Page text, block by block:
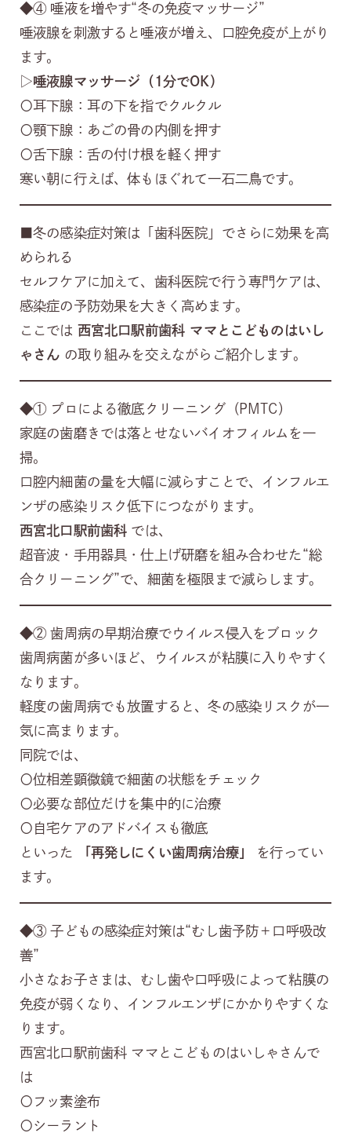
◆④ 唾液を増やす“冬の免疫マッサージ”
唾液腺を刺激すると唾液が増え、口腔免疫が上がり
ます。
▷唾液腺マッサージ（1分でOK）
〇耳下腺：耳の下を指でクルクル
〇顎下腺：あごの骨の内側を押す
〇舌下腺：舌の付け根を軽く押す
寒い朝に行えば、体もほぐれて一石二鳥です。
■冬の感染症対策は「歯科医院」でさらに効果を高
められる
セルフケアに加えて、歯科医院で行う専門ケアは、
感染症の予防効果を大きく高めます。
ここでは 西宮北口駅前歯科 ママとこどものはいし
ゃさん の取り組みを交えながらご紹介します。
◆① プロによる徹底クリーニング（PMTC）
家庭の歯磨きでは落とせないバイオフィルムを一
掃。
口腔内細菌の量を大幅に減らすことで、インフルエ
ンザの感染リスク低下につながります。
西宮北口駅前歯科 では、
超音波・手用器具・仕上げ研磨を組み合わせた“総
合クリーニング”で、細菌を極限まで減らします。
◆② 歯周病の早期治療でウイルス侵入をブロック
歯周病菌が多いほど、ウイルスが粘膜に入りやすく
なります。
軽度の歯周病でも放置すると、冬の感染リスクが一
気に高まります。
同院では、
〇位相差顕微鏡で細菌の状態をチェック
〇必要な部位だけを集中的に治療
〇自宅ケアのアドバイスも徹底
といった
「再発しにくい歯周病治療」
を行ってい
ます。
◆③ 子どもの感染症対策は“むし歯予防＋口呼吸改
善”
小さなお子さまは、むし歯や口呼吸によって粘膜の
免疫が弱くなり、インフルエンザにかかりやすくな
ります。
西宮北口駅前歯科 ママとこどものはいしゃさんで
は
〇フッ素塗布
〇シーラント